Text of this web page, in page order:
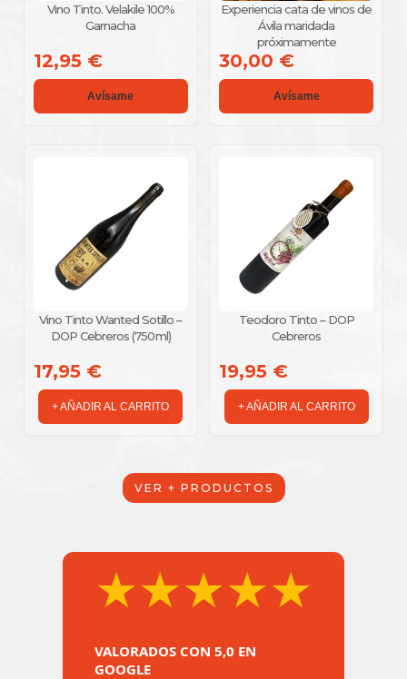
Vino Tinto. Velakile 100%
Garnacha
12,95 €
Avísame
Experiencia cata de vinos de
Ávila maridada
próximamente
30,00 €
Avísame
Vino Tinto Wanted Sotillo –
DOP Cebreros (750 ml)
17,95 €
+ AÑADIR AL CARRITO
Teodoro Tinto – DOP
Cebreros
19,95 €
+ AÑADIR AL CARRITO
VER + PRODUCTOS
★★★★★
VALORADOS CON 5,0 EN
GOOGLE